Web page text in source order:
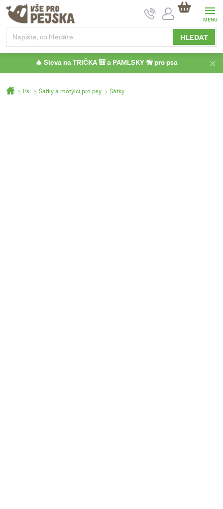
Přejít
obsah
HLEDAT
NÁKUPNÍ
KOŠÍK
🔥 Sleva na TRIČKA 🎒 a PAMLSKY 🦮 pro psa
Domů
Psi Šátky a motýlci pro psy Šátky